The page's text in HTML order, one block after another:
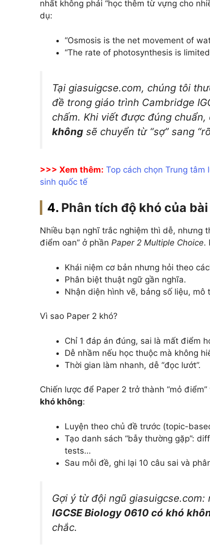
nhất không phải “học thêm từ vựng cho
dụ:
“Osmosis is the net movement of
“The rate of photosynthesis is
Tại giasuigcse.com, chúng tôi
đề trong giáo trình Cambridge
chấm. Khi viết được đúng chuẩn,
không sẽ chuyển từ “sợ” sang
>>> Xem thêm: Top cách chọn Trung tâm
sinh quốc tế
Phân tích độ khó của
Nhiều bạn nghĩ trắc nghiệm thì dễ, nhưng
điểm oan” ở phần Paper 2 Multiple Choice.
Khái niệm cơ bản nhưng hỏi theo
Phân biệt thuật ngữ gần nghĩa.
Nhận diện hình vẽ, bảng số liệu, mô
Vì sao Paper 2 khó?
Chỉ 1 đáp án đúng, sai là mất điểm
Dễ nhầm nếu học thuộc mà không
Thời gian làm nhanh, dễ “đọc lướt”.
Chiến lược để Paper 2 trở thành “mỏ
khó không:
Luyện theo chủ đề trước (topic-
Tạo danh sách “bẫy thường gặp”:
tests…
Sau mỗi đề, ghi lại 10 câu sai và
Gợi ý từ đội ngũ
IGCSE Biology 0610 có khó
chắc.